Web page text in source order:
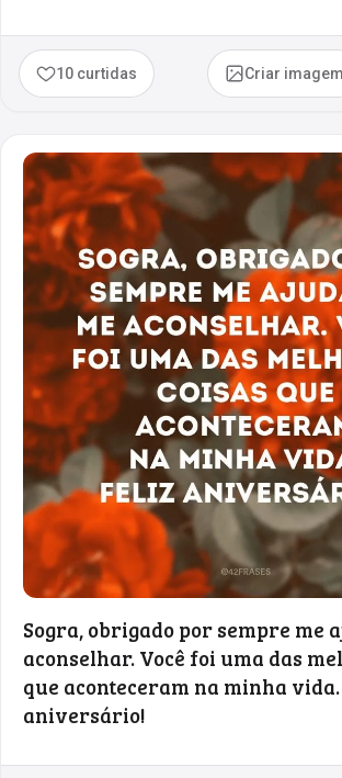
10 curtidas Criar imagem
Sogra, obrigado por sempre me
aconselhar. Você foi uma das
que aconteceram na minha
aniversário!